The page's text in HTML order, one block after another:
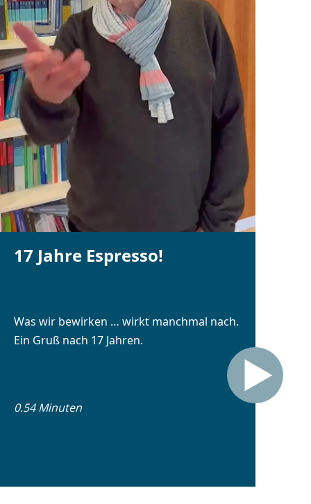
17 Jahre Espresso!
Was wir bewirken … wirkt manchmal nach.
Ein Gruß nach 17 Jahren.
0.54 Minuten